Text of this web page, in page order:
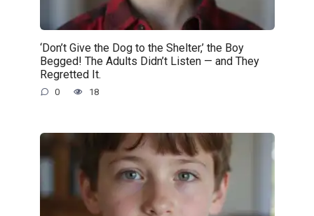
‘Don’t Give the Dog to the Shelter,’ the Boy
Begged! The Adults Didn’t Listen — and They
Regretted It.
0 18